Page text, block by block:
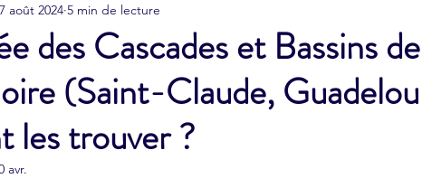
- Sommet Piscine naturelle
Equipements Guadeloupe Plage Roches gravées
des Cascades et Bassins
(Saint-Claude,
les trouver ?
août 2024 5 min de lecture
avr.